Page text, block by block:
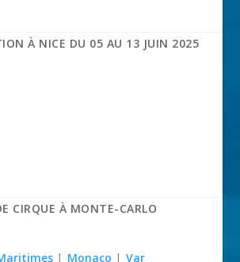
À NICE DU 05 AU 13 JUIN 2025
CIRQUE À MONTE-CARLO
| Monaco | Var